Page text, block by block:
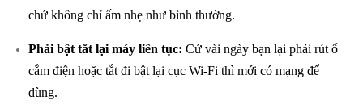
chứ không chỉ ấm nhẹ như bình thường.
Phải bật tắt lại máy liên tục: Cứ vài ngày bạn lại phải rút ổ
cắm điện hoặc tắt đi bật lại cục Wi-Fi thì mới có mạng để
dùng.